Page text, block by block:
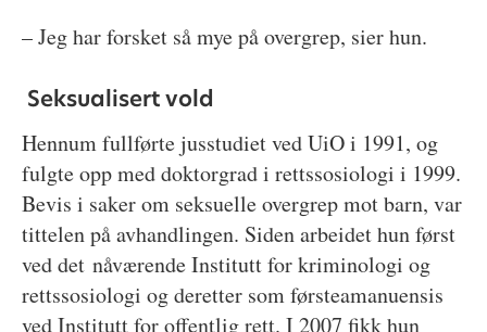
– Jeg har forsket så mye på overgrep, sier hun.
Seksualisert vold
Hennum fullførte jusstudiet ved UiO i 1991, og
fulgte opp med doktorgrad i rettssosiologi i 1999.
Bevis i saker om seksuelle overgrep mot barn, var
tittelen på avhandlingen. Siden arbeidet hun først
ved det nåværende Institutt for kriminologi og
rettssosiologi og deretter som førsteamanuensis
ved Institutt for offentlig rett. I 2007 fikk hun